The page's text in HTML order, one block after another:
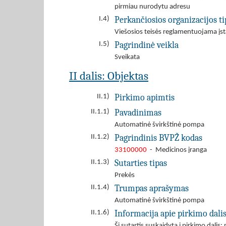
pirmiau nurodytu adresu
I.4)
Perkančiosios organizacijos
Viešosios teisės reglamentuojama
I.5)
Pagrindinė veikla
Sveikata
II dalis: Objektas
II.1) Pirkimo apimtis
II.1.1) Pavadinimas
Automatinė švirkštinė pompa
II.1.2)
Pagrindinis BVPŽ kodas
33100000 - Medicinos įranga
II.1.3)
Sutarties tipas
Prekės
II.1.4)
Trumpas aprašymas
Automatinė švirkštinė pompa
II.1.6)
Informacija apie pirkimo dalis